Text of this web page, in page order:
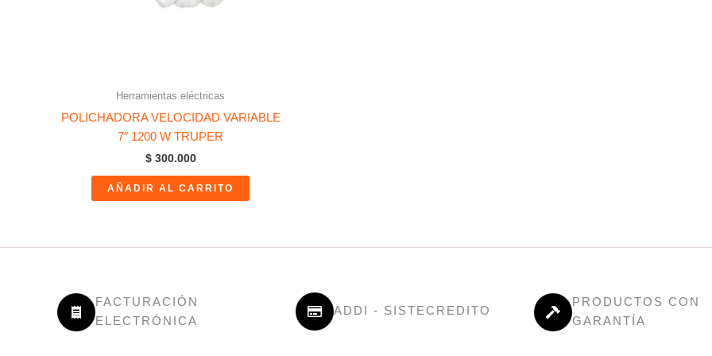
Herramientas eléctricas
POLICHADORA VELOCIDAD VARIABLE
7″ 1200 W TRUPER
$300.000
AÑADIR AL CARRITO
FACTURACIÓN
ELECTRÓNICA
ADDI - SISTECREDITO
PRODUCTOS CON
GARANTÍA